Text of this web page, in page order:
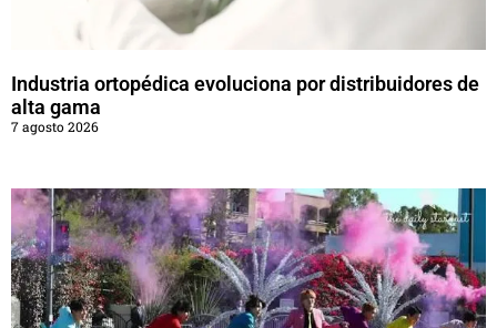
Industria ortopédica evoluciona por distribuidores de
alta gama
7 agosto 2026